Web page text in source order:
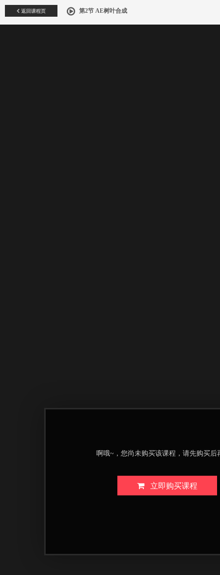
返回课程页 第2节 AE树叶合成
啊哦~，您尚未购买该课程，请先购买后
立即购买课程